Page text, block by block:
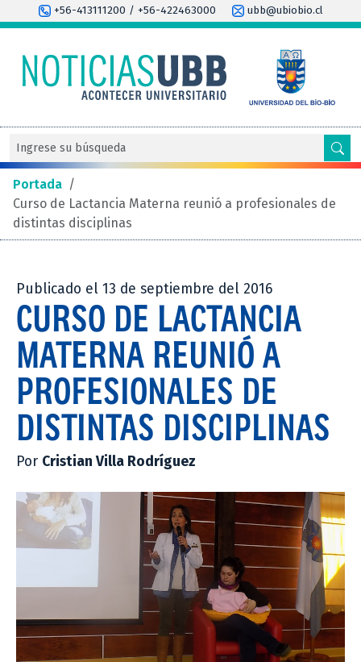
+56-413111200 / +56-422463000 ubb@ubiobio.cl
Portada /
Curso de Lactancia Materna reunió a profesionales de
distintas disciplinas
Publicado el 13 de septiembre del 2016
CURSO DE LACTANCIA
MATERNA REUNIÓ A
PROFESIONALES DE
DISTINTAS DISCIPLINAS
Por Cristian Villa Rodríguez